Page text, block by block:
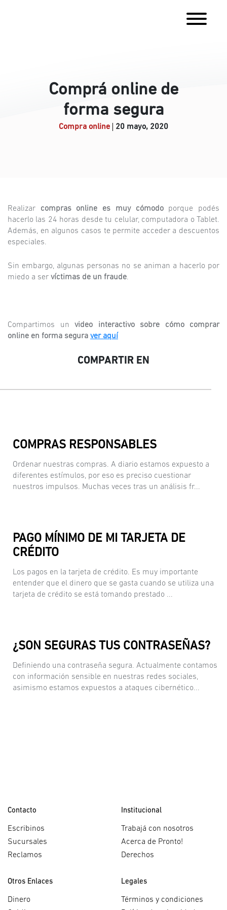
Comprá online de
forma segura
Compra online 20 mayo, 2020
Realizar compras online es muy cómodoporque podés
hacerlo las 24 horas desde tu celular, computadora o Tablet.
Además, en algunos casos te permite acceder a descuentos
especiales.
Sin embargo, algunas personas no se animan a hacerlo por
miedo a ser víctimas de un fraude.
Compartimos un video interactivo sobre cómo comprar
online en forma segura ver aquí
COMPARTIR EN
COMPRAS RESPONSABLES
Ordenar nuestras compras. A diario estamos expuesto a
diferentes estímulos, por eso es preciso cuestionar
nuestros impulsos. Muchas veces tras un análisis fr...
PAGO MÍNIMO DE MI TARJETA DE
CRÉDITO
Los pagos en la tarjeta de crédito. Es muy importante
entender que el dinero que se gasta cuando se utiliza una
tarjeta de crédito se está tomando prestado ...
¿SON SEGURAS TUS CONTRASEÑAS?
Definiendo una contraseña segura. Actualmente contamos
con información sensible en nuestras redes sociales,
asimismo estamos expuestos a ataques cibernético...
Contacto
Escribinos
Sucursales
Reclamos
Institucional
Trabajá con nosotros
Acerca de Pronto!
Derechos
Otros Enlaces
Dinero
Legales
Términos y condiciones